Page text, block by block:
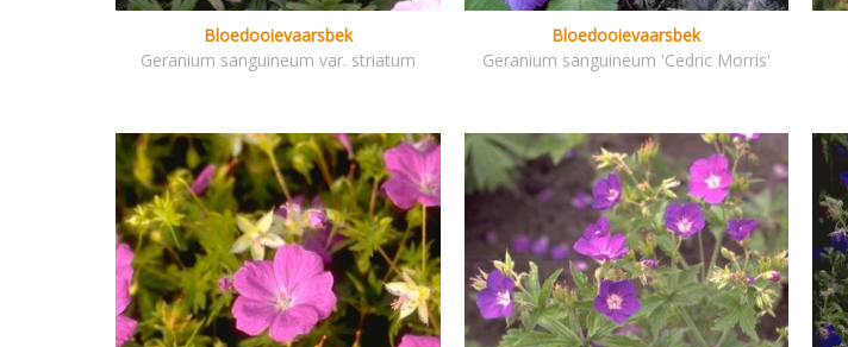
Bloedooievaarsbek
Geranium sanguineum var. striatum
Bloedooievaarsbek
Geranium sanguineum 'Cedric Morris'